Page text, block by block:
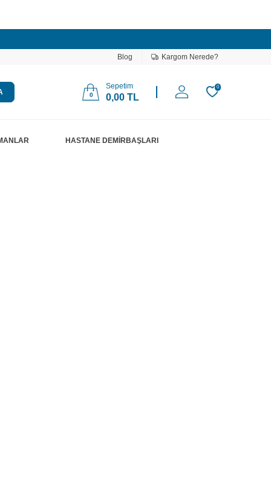
Blog Kargom Nerede?
0
Sepetim
0,00 TL
0
HASTANE DEMİRBAŞLARI